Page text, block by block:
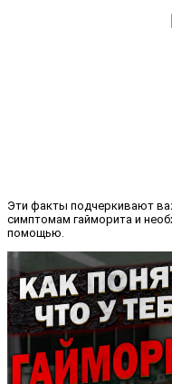
Эти факты подчеркивают
симптомам гайморита и
помощью.